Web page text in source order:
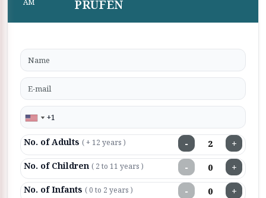
AM PRÜFEN
No. of Adults ( + 12 years ) − +
No. of Children ( 2 to 11 years ) − +
No. of Infants ( 0 to 2 years ) − +